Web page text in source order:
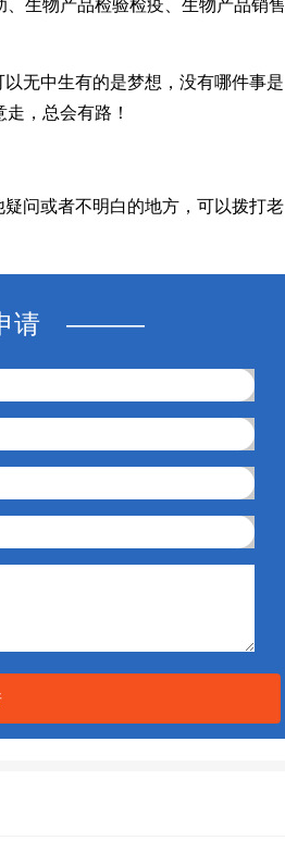
生物产品检验检疫、生物产品销售
无中生有的是梦想，没有哪件事是
，总会有路！
问或者不明白的地方，可以拨打老
请 ———